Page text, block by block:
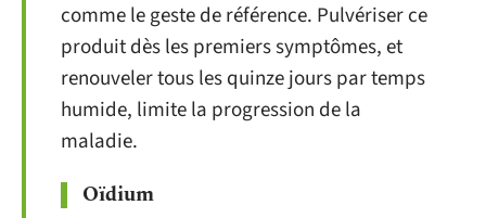
comme le geste de référence. Pulvériser ce
produit dès les premiers symptômes, et
renouveler tous les quinze jours par temps
humide, limite la progression de la
maladie.
Oïdium